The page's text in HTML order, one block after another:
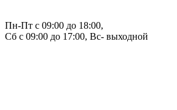
Пн-Пт с 09:00 до 18:00,
Сб с 09:00 до 17:00, Вс- выходной